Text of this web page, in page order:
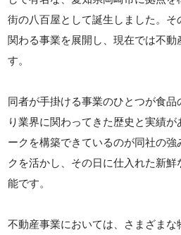
街の八百屋として誕生しました。そ
関わる事業を展開し、現在では不動
す。
同者が手掛ける事業のひとつが食
り業界に関わってきた歴史と実績
ークを構築できているのが同社の
クを活かし、その日に仕入れた新
能です。
不動産事業においては、さまざまな